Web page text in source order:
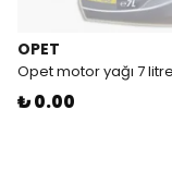
OPET
Opet motor yağı 7
₺ 0.00